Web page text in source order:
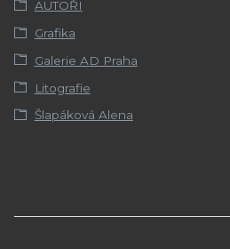
AUTOŘI
Grafika
Galerie AD Praha
Litografie
Šlapáková Alena